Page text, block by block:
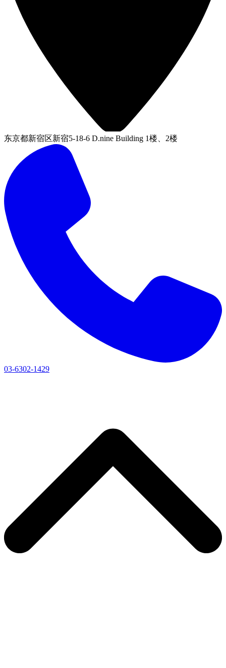
东京都新宿区新宿5-18-6 D.nine Building 1楼、2楼
03-6302-1429